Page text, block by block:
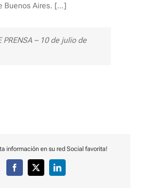
Buenos Aires. […]
PRENSA – 10 de julio de
información en su red Social favorita!
Facebook
X LinkedIn